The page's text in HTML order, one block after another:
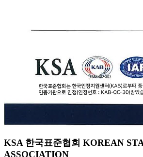
KSA 한국표준협회 KOREAN
ASSOCIATION